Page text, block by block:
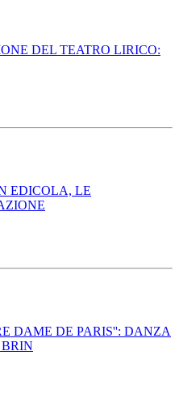
DEL TEATRO LIRICO:
EDICOLA, LE
DAME DE PARIS'': DANZA